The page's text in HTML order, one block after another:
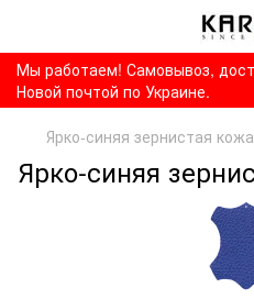
Мы работаем! Самовывоз,
Новой почтой по Украине.
Ярко-синяя зернистая
Ярко-синяя